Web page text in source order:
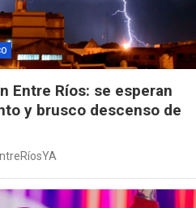
Entre Ríos: se esperan
y brusco descenso de